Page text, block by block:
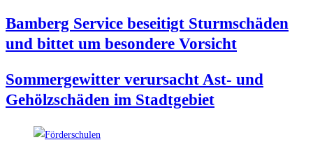
Bam­berg Ser­vice besei­tigt Sturm­schä­den
und bit­tet um beson­de­re Vorsicht
Som­mer­ge­wit­ter ver­ur­sacht Ast- und
Gehölz­schä­den im Stadtgebiet